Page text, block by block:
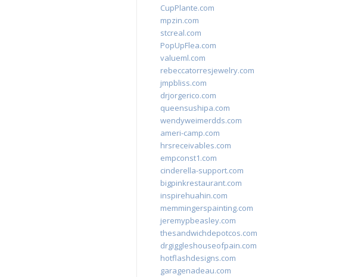
CupPlante.com
mpzin.com
stcreal.com
PopUpFlea.com
valueml.com
rebeccatorresjewelry.com
jmpbliss.com
drjorgerico.com
queensushipa.com
wendyweimerdds.com
ameri-camp.com
hrsreceivables.com
empconst1.com
cinderella-support.com
bigpinkrestaurant.com
inspirehuahin.com
memmingerspainting.com
jeremypbeasley.com
thesandwichdepotcos.com
drgiggleshouseofpain.com
hotflashdesigns.com
garagenadeau.com